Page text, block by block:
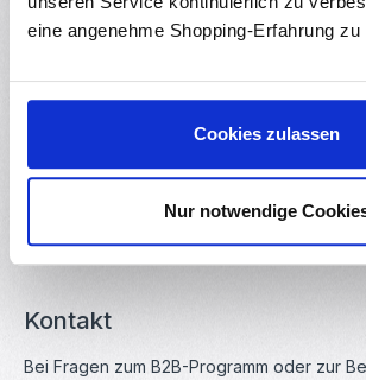
eine angenehme Shopping-Erfahrung zu
Cookies zulassen
Nur notwendige
erleichtert die Planung wiederkehrender
Für wen ist das B2B-
Unternehmen mit regelmäßigem oder
Geschäftskunden mit
Kunden, die Wert auf persönliche
Kontakt
Bei Fragen zum B2B-Programm oder zur